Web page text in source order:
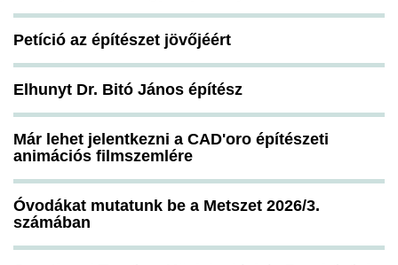
Petíció az építészet jövőjéért
Elhunyt Dr. Bitó János építész
Már lehet jelentkezni a CAD'oro építészeti
animációs filmszemlére
Óvodákat mutatunk be a Metszet 2026/3.
számában